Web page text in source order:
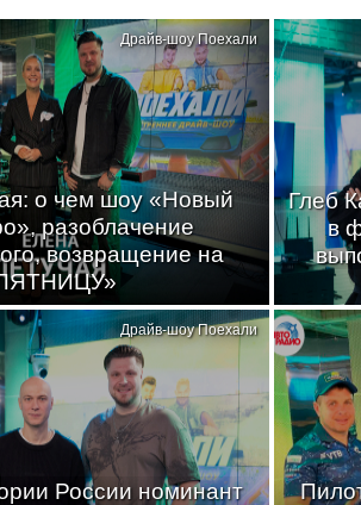
о чем шоу «Новый
разоблачение
возвращение на
Драйв-шоу Поехали
Глеб
в
России номинант
Драйв-шоу Поехали